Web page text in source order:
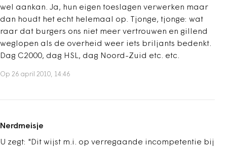
wel aankan. Ja, hun eigen toeslagen verwerken maar
dan houdt het echt helemaal op. Tjonge, tjonge: wat
raar dat burgers ons niet meer vertrouwen en gillend
weglopen als de overheid weer iets briljants bedenkt.
Dag C2000, dag HSL, dag Noord-Zuid etc. etc.
Op 26 april 2010, 14:46
Nerdmeisje
U zegt: "Dit wijst m.i. op verregaande incompetentie bij